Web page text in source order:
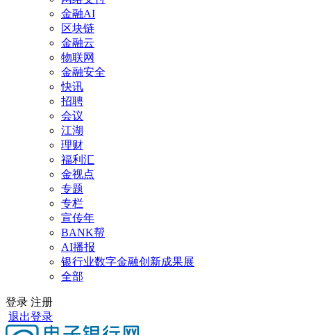
金融AI
区块链
金融云
物联网
金融安全
快讯
招聘
会议
江湖
理财
福利汇
金视点
专题
专栏
宣传年
BANK帮
AI播报
银行业数字金融创新成果展
全部
登录 注册
退出登录